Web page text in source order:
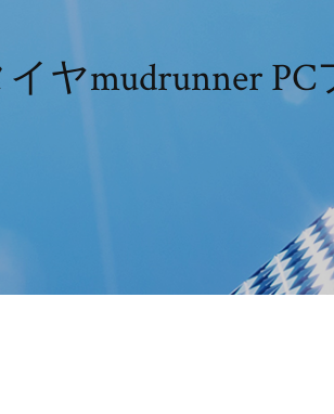
ヤmudrunner